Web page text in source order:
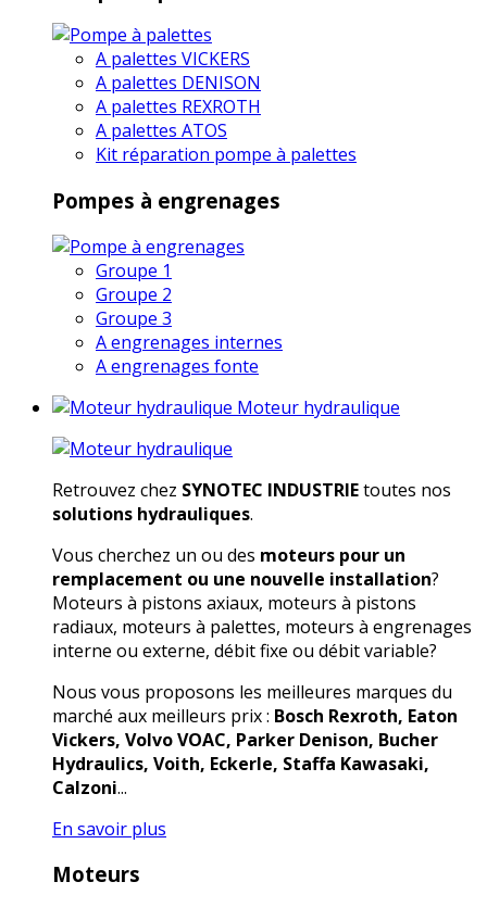
A palettes VICKERS
A palettes DENISON
A palettes REXROTH
A palettes ATOS
Kit réparation pompe à palettes
Pompes à engrenages
Groupe 1
Groupe 2
Groupe 3
A engrenages internes
A engrenages fonte
Moteur hydraulique
Retrouvez chez SYNOTEC INDUSTRIEtoutes nos
solutions hydrauliques.
Vous cherchez un ou des moteurs pour un
remplacement ou une nouvelle installation?
Moteurs à pistons axiaux, moteurs à pistons
radiaux, moteurs à palettes, moteurs à engrenages
interne ou externe, débit fixe ou débit variable?
Nous vous proposons les meilleures marques du
marché aux meilleurs prix : Bosch Rexroth, Eaton
Vickers, Volvo VOAC, Parker Denison, Bucher
Hydraulics, Voith, Eckerle, Staffa Kawasaki,
Calzoni...
En savoir plus
Moteurs